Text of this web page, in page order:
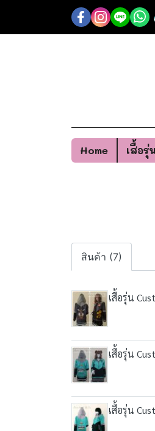
Home เสื้อรุ่
สินค้า (7)
เสื้อรุ่น
เสื้อรุ่น
เสื้อรุ่น